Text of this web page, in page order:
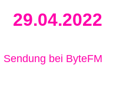
29.04.2022
Sendung bei ByteFM